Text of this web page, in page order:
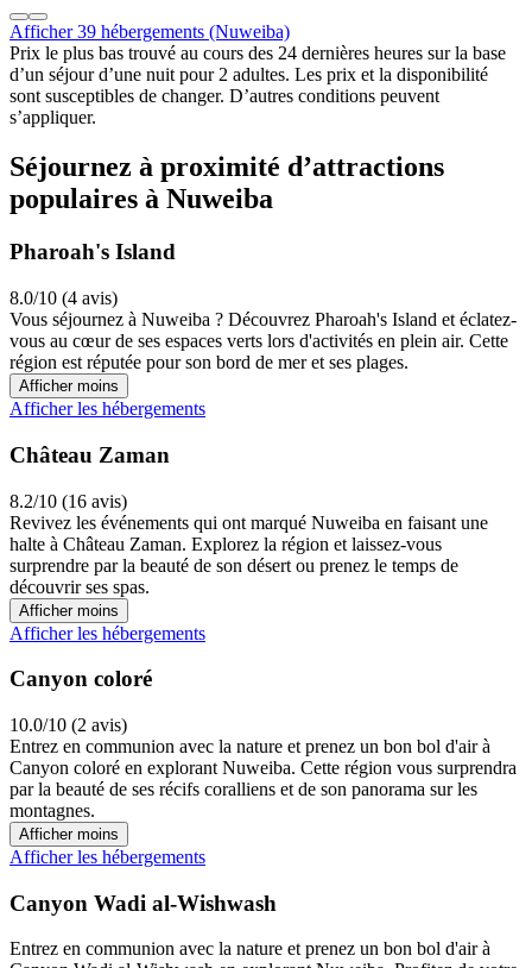
Afficher 39 hébergements (Nuweiba)
Prix le plus bas trouvé au cours des 24 dernières heures sur la base
d’un séjour d’une nuit pour 2 adultes. Les prix et la disponibilité
sont susceptibles de changer. D’autres conditions peuvent
s’appliquer.
Séjournez à proximité d’attractions
populaires à Nuweiba
Pharoah's Island
8.0/10 (4 avis)
Vous séjournez à Nuweiba ? Découvrez Pharoah's Island et éclatez-
vous au cœur de ses espaces verts lors d'activités en plein air. Cette
région est réputée pour son bord de mer et ses plages.
Afficher moins
Afficher les hébergements
Château Zaman
8.2/10 (16 avis)
Revivez les événements qui ont marqué Nuweiba en faisant une
halte à Château Zaman. Explorez la région et laissez-vous
surprendre par la beauté de son désert ou prenez le temps de
découvrir ses spas.
Afficher moins
Afficher les hébergements
Canyon coloré
10.0/10 (2 avis)
Entrez en communion avec la nature et prenez un bon bol d'air à
Canyon coloré en explorant Nuweiba. Cette région vous surprendra
par la beauté de ses récifs coralliens et de son panorama sur les
montagnes.
Afficher moins
Afficher les hébergements
Canyon Wadi al-Wishwash
Entrez en communion avec la nature et prenez un bon bol d'air à